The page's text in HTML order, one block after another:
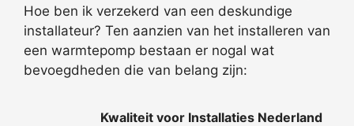
Hoe ben ik verzekerd van een deskundige
installateur? Ten aanzien van het installeren van
een warmtepomp bestaan er nogal wat
bevoegdheden die van belang zijn:
Kwaliteit voor Installaties Nederland